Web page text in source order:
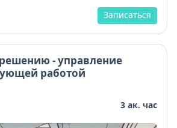
Записаться
- управление
работой
3 ак. час